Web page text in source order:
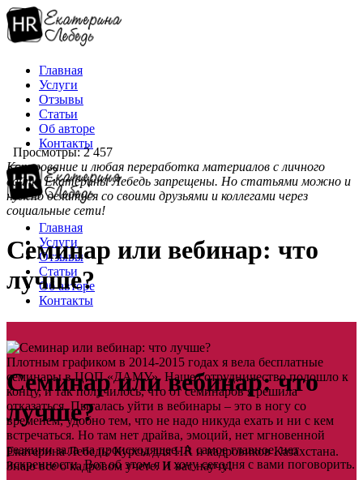
Главная
Услуги
Отзывы
Статьи
Об авторе
Контакты
Главная
Услуги
Отзывы
Статьи
Об авторе
Контакты
Семинар или вебинар: что
лучше?
Екатерина Лебедь: Курсы для HR и кадровиков Казахстана.
Знаю все о кадровом учете. И вас научу!
Просмотры: 2 457
Копирование и любая переработка материалов с личного
сайта Екатерины Лебедь запрещены. Но статьями можно и
нужно делиться со своими друзьями и коллегами через
социальные сети!
Семинар или вебинар: что
лучше?
Плотным графиком в 2014-2015 годах я вела бесплатные
семинары в ЦОП «ДАМУ». Наше сотрудничество подошло к
концу, и так получилось, что от семинаров я решила
отказаться. Пыталась уйти в вебинары – это в ногу со
временем, удобно тем, что не надо никуда ехать и ни с кем
встречаться. Но там нет драйва, эмоций, нет мгновенной
реакции зала на происходящее. А самое главное, нет
искренности. Вот об этом я и хочу сегодня с вами поговорить.